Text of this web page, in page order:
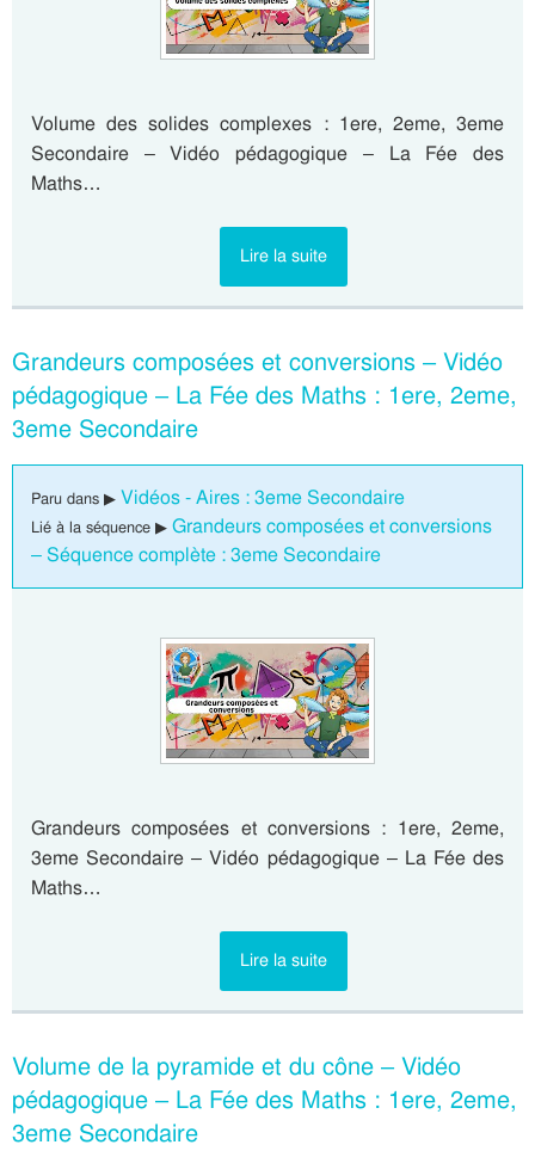
Volume des solides complexes : 1ere, 2eme, 3eme
Secondaire – Vidéo pédagogique – La Fée des
Maths…
Lire la suite
Grandeurs composées et conversions – Vidéo
pédagogique – La Fée des Maths : 1ere, 2eme,
3eme Secondaire
Paru dans ▶ Vidéos - Aires : 3eme Secondaire
Lié à la séquence ▶ Grandeurs composées et conversions
– Séquence complète : 3eme Secondaire
Grandeurs composées et conversions : 1ere, 2eme,
3eme Secondaire – Vidéo pédagogique – La Fée des
Maths…
Lire la suite
Volume de la pyramide et du cône – Vidéo
pédagogique – La Fée des Maths : 1ere, 2eme,
3eme Secondaire